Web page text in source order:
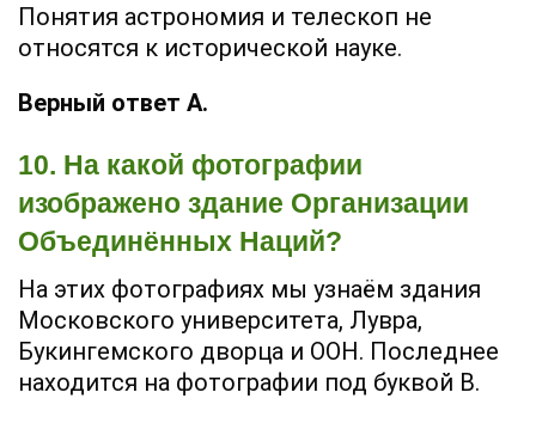
Понятия астрономия и телескоп не
относятся к исторической науке.
Верный ответ А.
10. На какой фотографии
изображено здание Организации
Объединённых Наций?
На этих фотографиях мы узнаём здания
Московского университета, Лувра,
Букингемского дворца и ООН. Последнее
находится на фотографии под буквой В.